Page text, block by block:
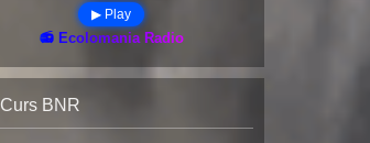
▶ Play
📻 Ecolomania Radio
Curs BNR